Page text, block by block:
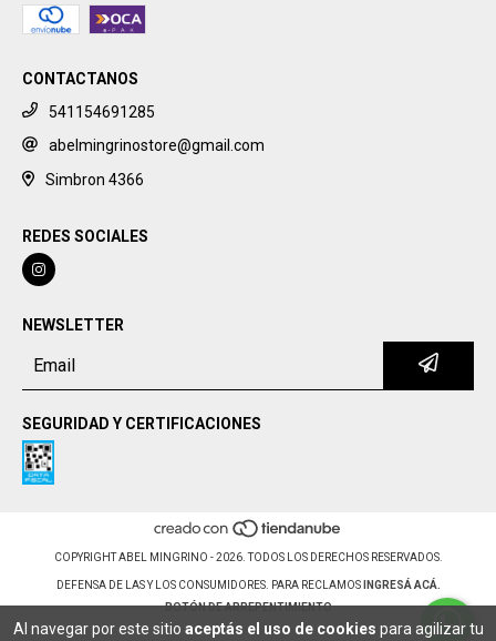
Al navegar por este sitio aceptás el uso de cookies para agilizar tu
CONTACTANOS
541154691285
abelmingrinostore@gmail.com
Simbron 4366
REDES SOCIALES
NEWSLETTER
SEGURIDAD Y CERTIFICACIONES
COPYRIGHT ABEL MINGRINO - 2026. TODOS LOS DERECHOS RESERVADOS.
DEFENSA DE LAS Y LOS CONSUMIDORES. PARA RECLAMOS
INGRESÁ ACÁ.
BOTÓN DE ARREPENTIMIENTO